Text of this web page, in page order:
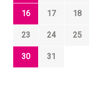
16 17 18
23 24 25
30
31